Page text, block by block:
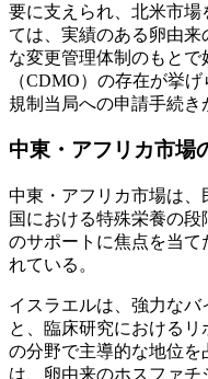
要に支えられ、北米市場
ては、実績のある卵由来
な変更管理体制のもと
（CDMO）の存在が挙
規制当局への申請手続き
中東・アフリカ市場
中東・アフリカ市場は
国における特殊栄養の
のサポートに焦点を当て
れている。
イスラエルは、強力な
と、臨床研究における
の分野で主導的な地位を
は、卵由来のホスファチ